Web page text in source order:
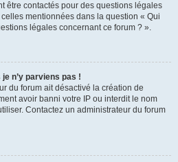
être contactés pour des questions légales
mentionnées dans la question « Qui
légales concernant ce forum ? ».
n’y parviens pas !
du forum ait désactivé la création de
avoir banni votre IP ou interdit le nom
Contactez un administrateur du forum